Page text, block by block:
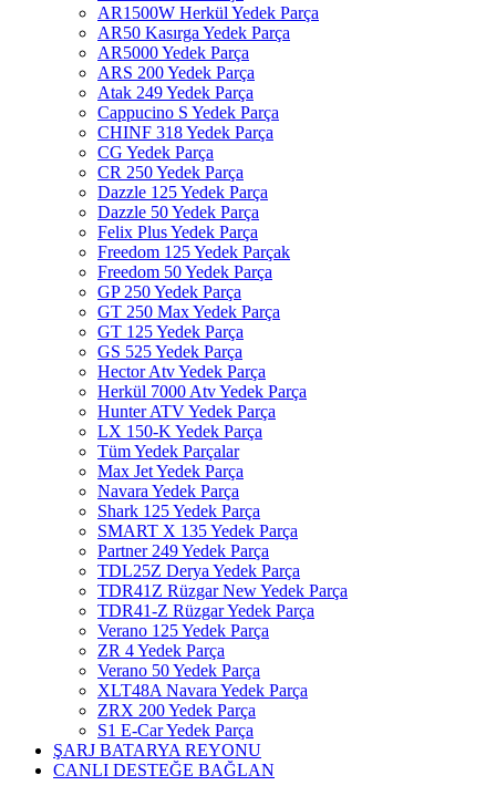
AR1500W Herkül Yedek Parça
AR50 Kasırga Yedek Parça
AR5000 Yedek Parça
ARS 200 Yedek Parça
Atak 249 Yedek Parça
Cappucino S Yedek Parça
CHINF 318 Yedek Parça
CG Yedek Parça
CR 250 Yedek Parça
Dazzle 125 Yedek Parça
Dazzle 50 Yedek Parça
Felix Plus Yedek Parça
Freedom 125 Yedek Parçak
Freedom 50 Yedek Parça
GP 250 Yedek Parça
GT 250 Max Yedek Parça
GT 125 Yedek Parça
GS 525 Yedek Parça
Hector Atv Yedek Parça
Herkül 7000 Atv Yedek Parça
Hunter ATV Yedek Parça
LX 150-K Yedek Parça
Tüm Yedek Parçalar
Max Jet Yedek Parça
Navara Yedek Parça
Shark 125 Yedek Parça
SMART X 135 Yedek Parça
Partner 249 Yedek Parça
TDL25Z Derya Yedek Parça
TDR41Z Rüzgar New Yedek Parça
TDR41-Z Rüzgar Yedek Parça
Verano 125 Yedek Parça
ZR 4 Yedek Parça
Verano 50 Yedek Parça
XLT48A Navara Yedek Parça
ZRX 200 Yedek Parça
S1 E-Car Yedek Parça
ŞARJ BATARYA REYONU
CANLI DESTEĞE BAĞLAN